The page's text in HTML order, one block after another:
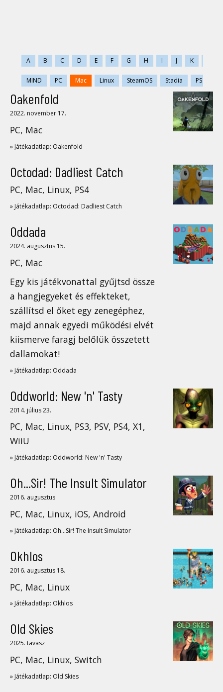
A B C D E F G H I J K
MIND PC Mac Linux SteamOS Stadia PS
Oakenfold
2022. november 17.
PC, Mac
» Játékadatlap: Oakenfold
Octodad: Dadliest Catch
PC, Mac, Linux, PS4
» Játékadatlap: Octodad: Dadliest Catch
Oddada
2024. augusztus 15.
PC, Mac
Egy kis játékvonattal gyűjtsd össze
a hangjegyeket és effekteket,
szállítsd el őket egy zenegéphez,
majd annak egyedi működési elvét
kiismerve faragj belőlük összetett
dallamokat!
» Játékadatlap: Oddada
Oddworld: New 'n' Tasty
2014. július 23.
PC, Mac, Linux, PS3, PSV, PS4, X1,
WiiU
» Játékadatlap: Oddworld: New 'n' Tasty
Oh...Sir! The Insult Simulator
2016. augusztus
PC, Mac, Linux, iOS, Android
» Játékadatlap: Oh...Sir! The Insult Simulator
Okhlos
2016. augusztus 18.
PC, Mac, Linux
» Játékadatlap: Okhlos
Old Skies
2025. tavasz
PC, Mac, Linux, Switch
» Játékadatlap: Old Skies